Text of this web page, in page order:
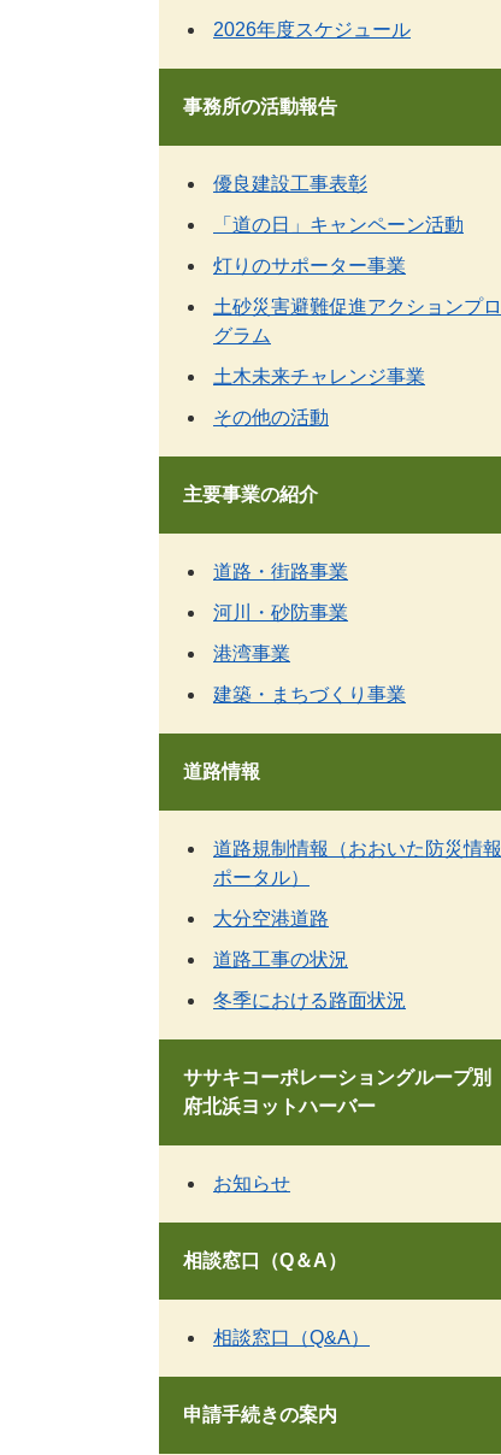
2026年度スケジュール
事務所の活動報告
優良建設工事表彰
「道の日」キャンペーン活動
灯りのサポーター事業
土砂災害避難促進アクションプロ
グラム
土木未来チャレンジ事業
その他の活動
主要事業の紹介
道路・街路事業
河川・砂防事業
港湾事業
建築・まちづくり事業
道路情報
道路規制情報（おおいた防災情報
ポータル）
大分空港道路
道路工事の状況
冬季における路面状況
ササキコーポレーショングループ別
府北浜ヨットハーバー
お知らせ
相談窓口（Q＆A）
相談窓口（Q&A）
申請手続きの案内